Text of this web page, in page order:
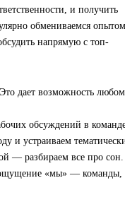
и получить
обмениваемся
напрямую с топ-
дает возможность
обсуждений в
и устраиваем
— разбираем все про
«мы» — команды,